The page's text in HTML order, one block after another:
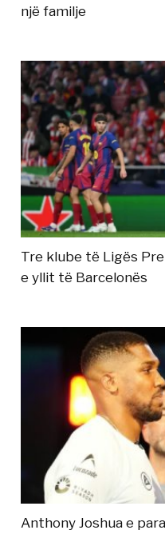
një familje
Tre klube të Ligës
e yllit të Barcelonës
Anthony Joshua e